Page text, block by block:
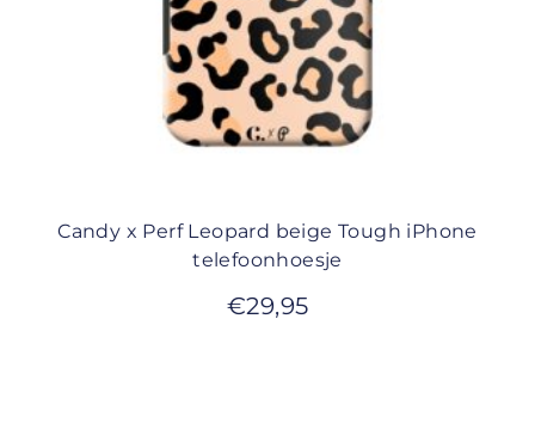
Candy x Perf Leopard beige Tough iPhone
telefoonhoesje
€29,95